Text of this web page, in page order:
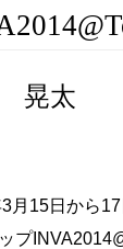
晃太
月15日から
プ